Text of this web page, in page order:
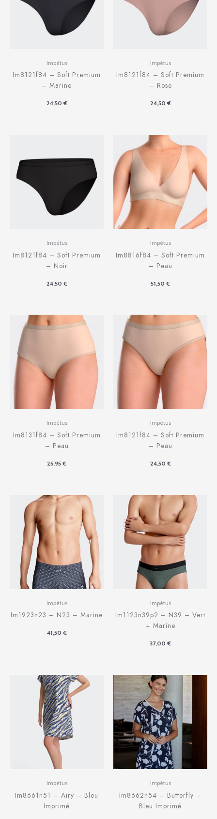
Impétus
Im8121f84 – Soft Premium
– Marine
24,50 €
Impétus
Im8121f84 – Soft Premium
– Rose
24,50 €
Impétus
Im8121f84 – Soft Premium
– Noir
24,50 €
Impétus
Im8816f84 – Soft Premium
– Peau
51,50 €
Impétus
Im8131f84 – Soft Premium
– Peau
25,95 €
Impétus
Im8121f84 – Soft Premium
– Peau
24,50 €
Impétus
Im1923n23 – N23 – Marine
41,50 €
Impétus
Im1123n39p2 – N39 – Vert
+ Marine
37,00 €
Impétus
Im8661n51 – Airy – Bleu
Imprimé
Impétus
Im8662n54 – Butterfly –
Bleu Imprimé